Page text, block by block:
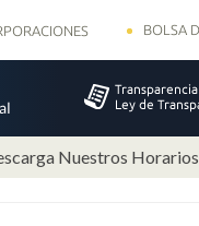
BOLSA
Nuestros Horarios